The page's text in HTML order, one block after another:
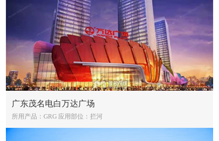
广东茂名电白万达广场
所用产品：GRG 应用部位：拦河